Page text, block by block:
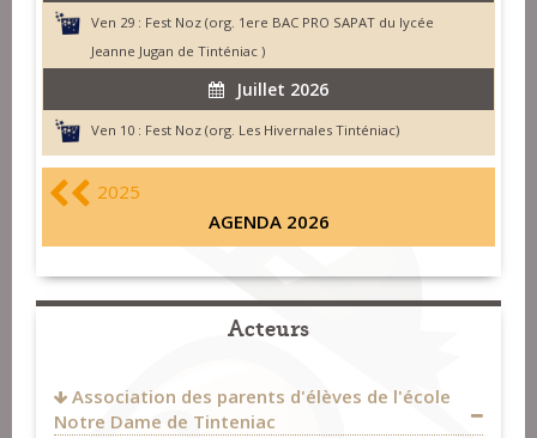
Ven 29 : Fest Noz (org. 1ere BAC PRO SAPAT du lycée
Jeanne Jugan de Tinténiac )
Juillet 2026
Ven 10 : Fest Noz (org. Les Hivernales Tinténiac)
2025
AGENDA 2026
Acteurs
Association des parents d'élèves de l'école
Notre Dame de Tinteniac